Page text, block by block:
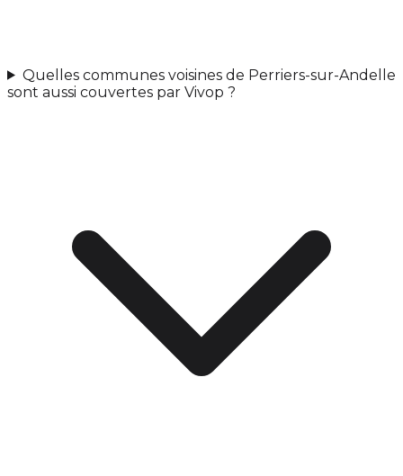
Quelles communes voisines de Perriers-sur-Andelle
sont aussi couvertes par Vivop ?